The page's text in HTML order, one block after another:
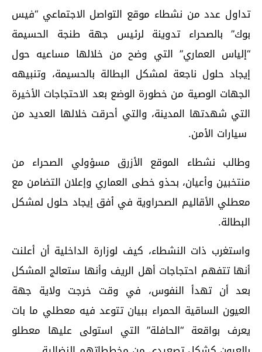
تداول عدد من نشطاء موقع التواصل الاجتماعي “فيس
بوك” بالصحراء تدوينة لرئيس جهة طنجة الحسيمة
“إلياس العماري” التي وضح من خلالها مساعيه حول
إيجاد حلول ناجعة لمشكل البطالة بالحسيمة، وتنبيهه
الجهات الوصية من خطورة الوضع بعد الاحتجاجات الأخيرة
التي شهدتها المدينة، والتي أحرقت خلالها العديد من
سيارات الأمن.
وطالب نشطاء الموقع الأزرق مسؤولي الصحراء من
منتخبين وأعيان، بحذو خطى العماري وإعلان التضامن مع
معطلي الأقاليم الصحراوية في أفق إيجاد حلول لمشكل
البطالة.
واستغرب ذات النشطاء، كيف لوزارة الداخلية أن أعلنت
أنها تتفهم احتجاجات أهل الريف وأنها ستعالج المشكل
بعد أن تهدأ النفوس، في وقت خرجت ولاية جهة
العيون الساقية الحمراء ببيان تتوعد فيه معطلي ما بات
يعرف بواقعة “الحافلة” التي استولى عليها معطلو